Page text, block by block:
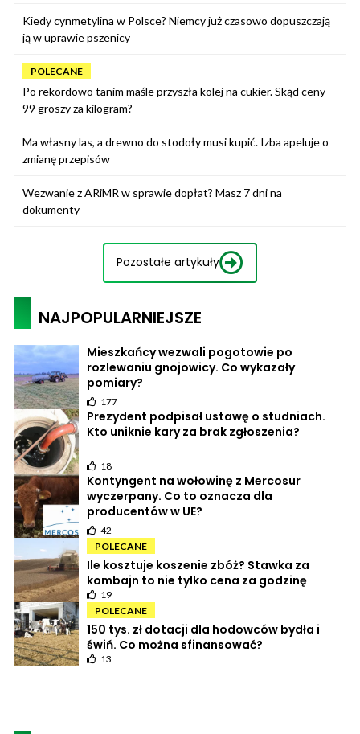
Kiedy cynmetylina w Polsce? Niemcy już czasowo dopuszczają
ją w uprawie pszenicy
POLECANE
Po rekordowo tanim maśle przyszła kolej na cukier. Skąd ceny
99 groszy za kilogram?
Ma własny las, a drewno do stodoły musi kupić. Izba apeluje o
zmianę przepisów
Wezwanie z ARiMR w sprawie dopłat? Masz 7 dni na
dokumenty
Pozostałe artykuły
NAJPOPULARNIEJSZE
Mieszkańcy wezwali pogotowie po
rozlewaniu gnojowicy. Co wykazały
pomiary?
177
Prezydent podpisał ustawę o studniach.
Kto uniknie kary za brak zgłoszenia?
18
Kontyngent na wołowinę z Mercosur
wyczerpany. Co to oznacza dla
producentów w UE?
42
POLECANE
Ile kosztuje koszenie zbóż? Stawka za
kombajn to nie tylko cena za godzinę
19
POLECANE
150 tys. zł dotacji dla hodowców bydła i
świń. Co można sfinansować?
13